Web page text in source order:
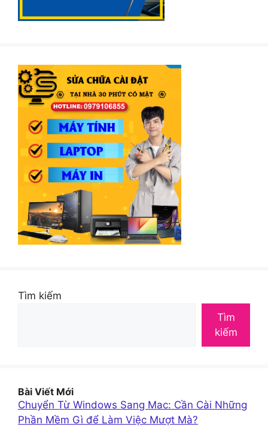
Tìm kiếm
Tìm
kiếm
Bài Viết Mới
Chuyển Từ Windows Sang Mac: Cần Cài Những
Phần Mềm Gì để Làm Việc Mượt Mà?